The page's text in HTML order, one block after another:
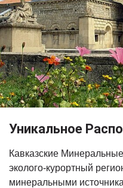
Уникальное
Кавказские
эколого-курортный
минеральными